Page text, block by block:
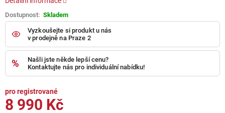
Vyzkoušejte si produkt u nás
v prodejně na Praze 2
Našli jste někde lepší cenu?
Kontaktujte nás pro individuální nabídku!
8 990 Kč
Skladem